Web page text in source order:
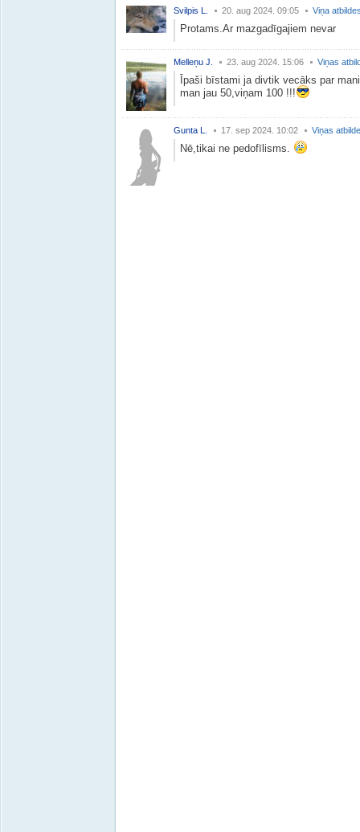
Svilpis L. 20. aug 2024. 09:05 Viņa
Protams.Ar mazgadīgajiem nevar
Melleņu J. 23. aug 2024. 15:06 Viņas
Īpaši bīstami ja divtik vecāks par
man jau 50,viņam 100 !!!
Gunta L. 17. sep 2024. 10:02 Viņas
Nē,tikai ne pedofīlisms.